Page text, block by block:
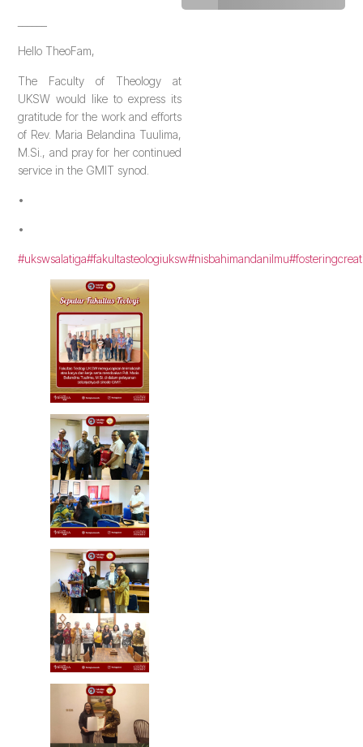
Hello TheoFam,
The Faculty of Theology at
UKSW would like to express its
gratitude for the work and efforts
of Rev. Maria Belandina Tuulima,
M.Si., and pray for her continued
service in the GMIT synod.
•
•
#ukswsalatiga#fakultasteologiuksw#nisbahimandanilmu